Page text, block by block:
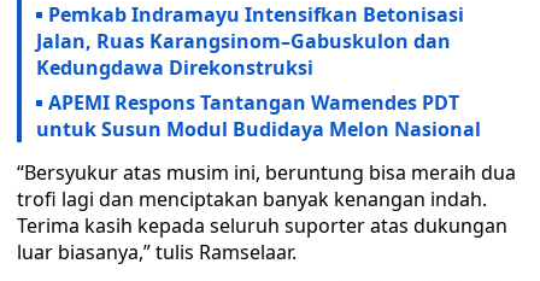
Pemkab Indramayu Intensifkan Betonisasi
Jalan, Ruas Karangsinom–Gabuskulon dan
Kedungdawa Direkonstruksi
APEMI Respons Tantangan Wamendes PDT
untuk Susun Modul Budidaya Melon Nasional
“Bersyukur atas musim ini, beruntung bisa meraih dua
trofi lagi dan menciptakan banyak kenangan indah.
Terima kasih kepada seluruh suporter atas dukungan
luar biasanya,” tulis Ramselaar.